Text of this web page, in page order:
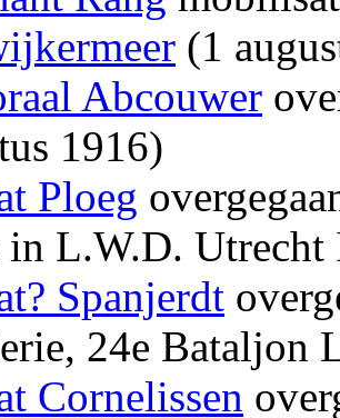
(1
Abcouwer
1916)
Ploeg
in L.W.D. Utrecht
Spanjerdt
24e Bataljon
Cornelissen